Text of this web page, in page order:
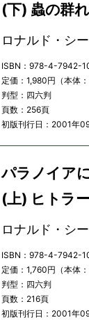
(下) 蟲の群
ロナルド・シ
ISBN：978-4-7942-
定価：1,980円（本体：
判型：四六判
頁数：256頁
初版刊行日：2001年
パラノイア
(上) ヒトラ
ロナルド・シ
ISBN：978-4-7942-
定価：1,760円（本体：
判型：四六判
頁数：216頁
初版刊行日：2001年